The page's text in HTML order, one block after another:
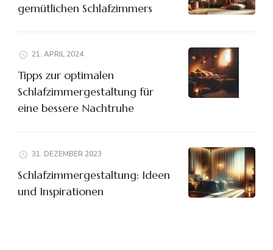
gemütlichen Schlafzimmers
21. APRIL 2024
Tipps zur optimalen
Schlafzimmergestaltung für
eine bessere Nachtruhe
31. DEZEMBER 2023
Schlafzimmergestaltung: Ideen
und Inspirationen